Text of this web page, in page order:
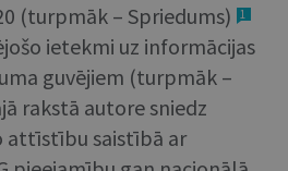
(turpmāk – Spriedums)
1
ietekmi uz informācijas
guvējiem (turpmāk –
rakstā autore sniedz
attīstību saistībā ar